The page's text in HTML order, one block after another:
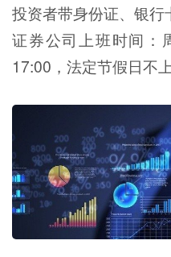
投资者带身份证、银行
证券公司上班时间：
17:00，法定节假日不上